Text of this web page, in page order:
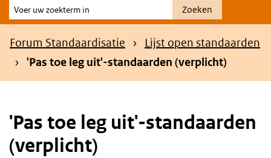
Voer
uw
zoekterm
Zoeken
Kruimelpad
Forum Standaardisatie
Lijst open standaarden
'Pas toe leg uit'-standaarden (verplicht)
'Pas toe leg uit'-standaarden
(verplicht)